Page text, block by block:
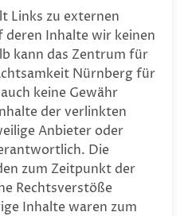
Links zu externen
Inhalte wir keinen
kann das Zentrum für
Nürnberg für
keine Gewähr
der verlinkten
Anbieter oder
Die
zum Zeitpunkt der
Rechtsverstöße
Inhalte waren zum